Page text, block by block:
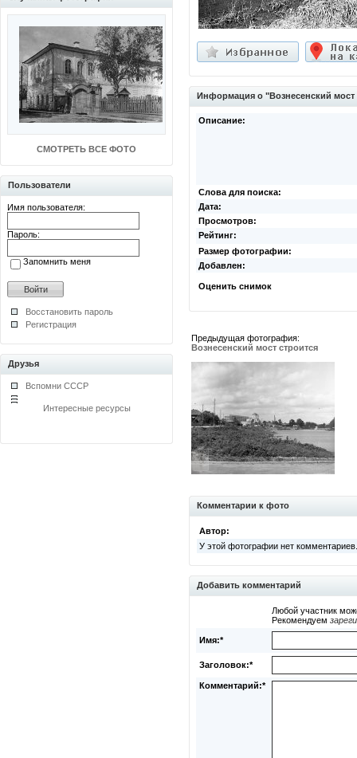
СМОТРЕТЬ ВСЕ ФОТО
Пользователи
Имя пользователя:
Пароль:
Запомнить меня
Восстановить пароль
Регистрация
Друзья
Вспомни СССР
Интересные ресурсы
Информация о "Вознесенский мост
Описание:
Слова для поиска:
Дата:
Просмотров:
Рейтинг:
Размер фотографии:
Добавлен:
Оценить снимок
Предыдущая фотография:
Вознесенский мост строится
Комментарии к фото
Автор:
У этой фотографии нет комментариев.
Добавить комментарий
Любой участник
Рекомендуем
Имя:*
Заголовок:*
Комментарий:*